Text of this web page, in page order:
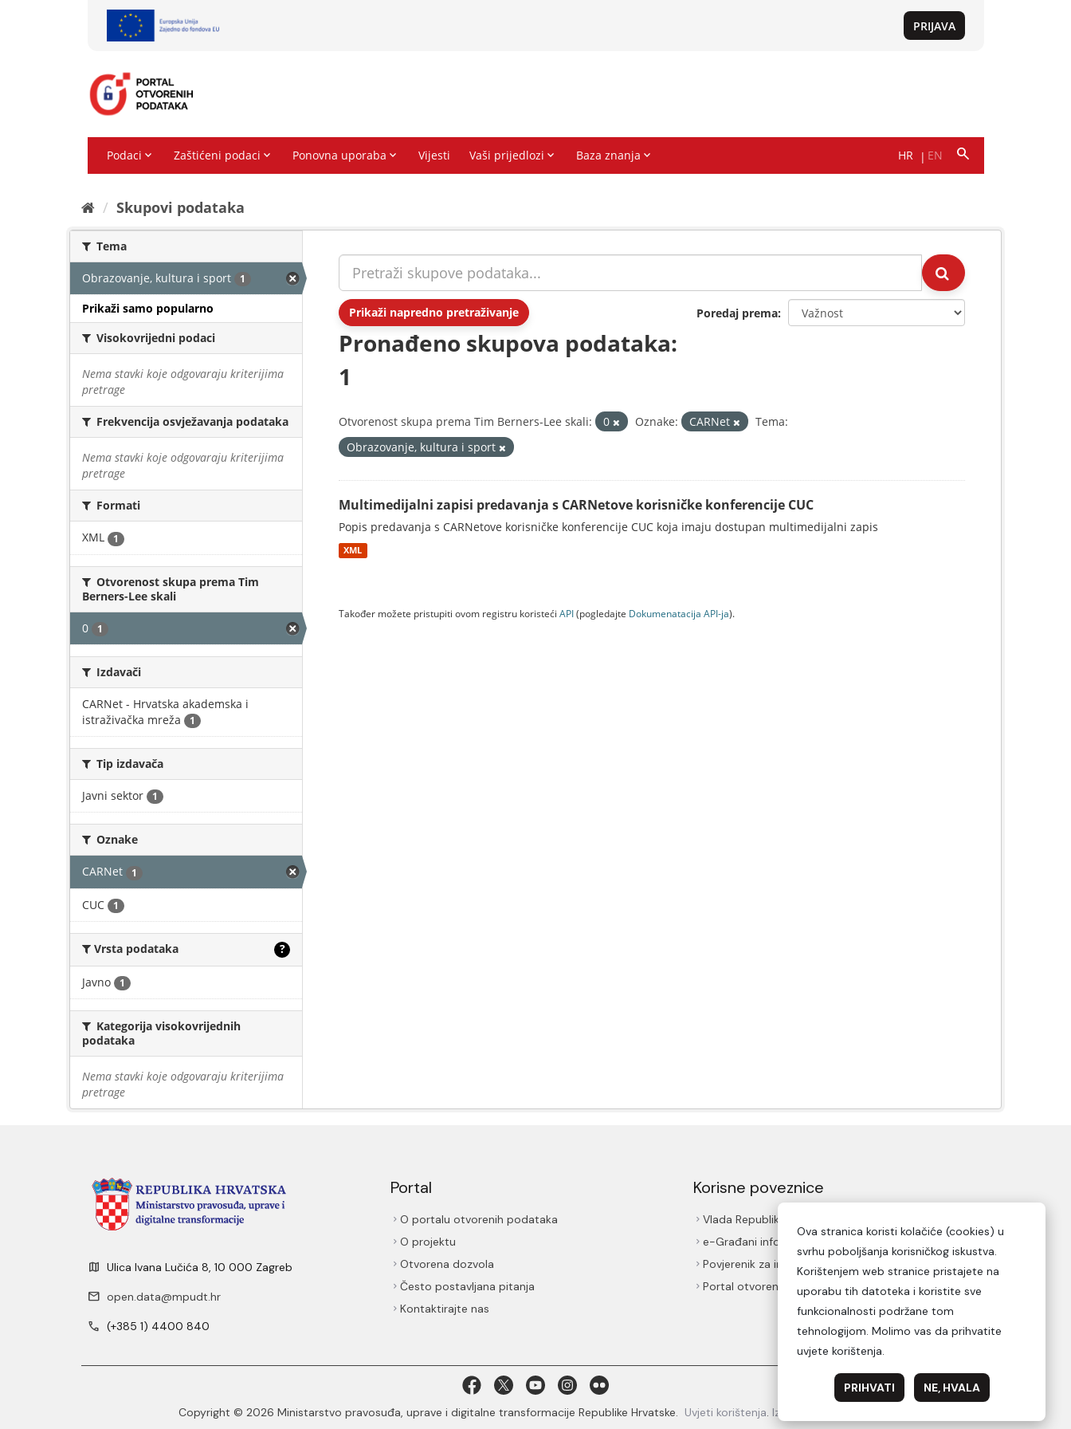
Skupovi podаtаkа
Tema
Obrazovanje, kultura i sport 1
Prikaži samo popularno
Visokovrijedni podaci
Nema stavki koje odgovaraju kriterijima
pretrage
Frekvencija osvježavanja podataka
Nema stavki koje odgovaraju kriterijima
pretrage
Formati
XML 1
Otvorenost skupa prema Tim
Berners-Lee skali
0 1
Izdavači
CARNet - Hrvatska akademska i
istraživačka mreža
1
Tip izdavača
Javni sektor 1
Oznake
CARNet 1
CUC 1
Vrsta podataka ?
Javno 1
Kategorija visokovrijednih
podataka
Nema stavki koje odgovaraju kriterijima
pretrage
Prikaži napredno pretraživanje Poredaj prema
Pronađeno skupova podataka:
1
Otvorenost skupa prema Tim Berners-Lee skali: 0 Oznake: CARNet
Tema:
Obrazovanje, kultura i sport
Multimedijalni zapisi predavanja s CARNetove korisničke konferencije CUC
Popis predavanja s CARNetove korisničke konferencije CUC koja imaju dostupan multimedijalni zapis
XML
Također možete pristupiti ovom registru koristeći API(pogledajte Dokumenаtаcijа API-jа).